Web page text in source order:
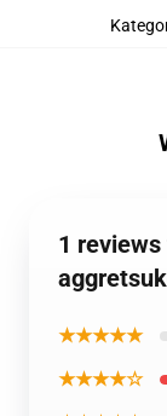
1
★★★★★
★★★★☆